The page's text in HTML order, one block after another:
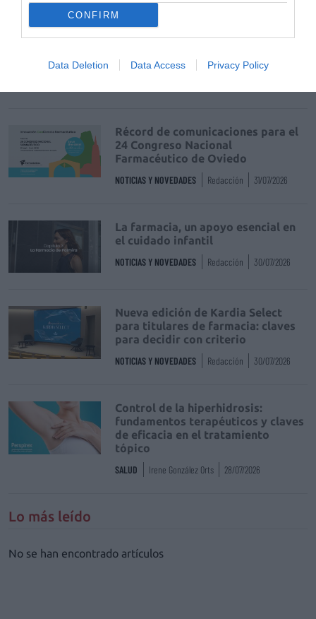
CONFIRM
Data Deletion Data Access Privacy Policy
La venta online de medicamentos
trazabilidad
Récord de comunicaciones para el
24 Congreso Nacional
Farmacéutico de Oviedo
NOTICIAS Y NOVEDADES Redacción 31/07/2026
La farmacia, un apoyo esencial en
el cuidado infantil
NOTICIAS Y NOVEDADES Redacción 30/07/2026
Nueva edición de Kardia Select
para titulares de farmacia: claves
para decidir con criterio
NOTICIAS Y NOVEDADES Redacción 30/07/2026
Control de la hiperhidrosis:
fundamentos terapéuticos y claves
de eficacia en el tratamiento
tópico
SALUD Irene González Orts 28/07/2026
Lo más leído
No se han encontrado artículos